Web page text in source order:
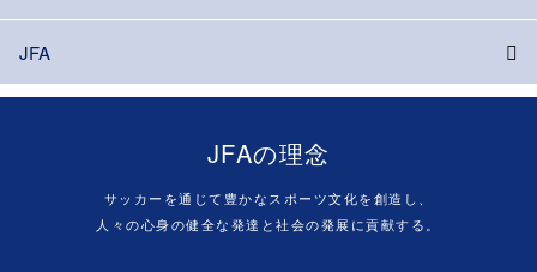
JFA
JFAの理念
サッカーを通じて豊かなスポーツ文化を創造し、
人々の心身の健全な発達と社会の発展に貢献する。